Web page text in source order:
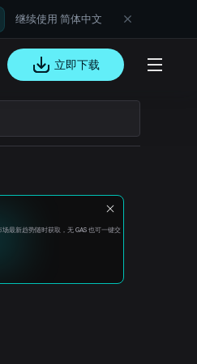
继续使用 简体中文
立即下载
最新趋势随时获取，无 GAS 也可一键交